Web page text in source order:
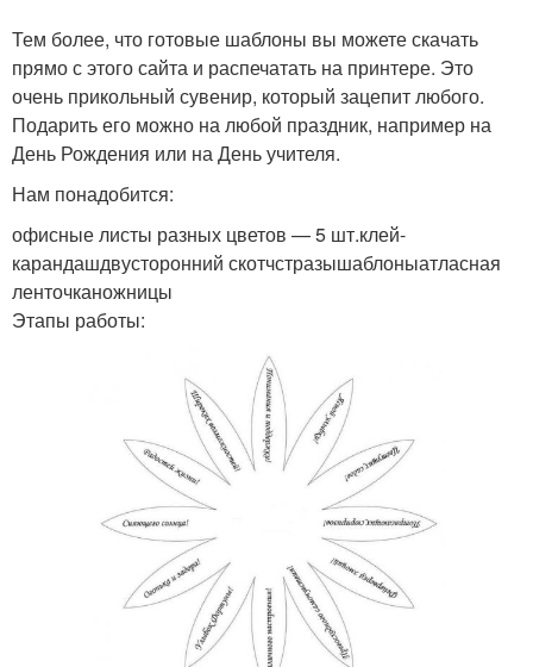
Тем более, что готовые шаблоны вы можете скачать
прямо с этого сайта и распечатать на принтере. Это
очень прикольный сувенир, который зацепит любого.
Подарить его можно на любой праздник, например на
День Рождения или на День учителя.
Нам понадобится:
офисные листы разных цветов — 5 шт.клей-
карандашдвусторонний скотчстразышаблоныатласная
ленточканожницы
Этапы работы: